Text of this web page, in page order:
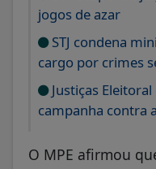
jogos de azar
STJ condena
cargo por crimes
Justiças
campanha contra
O MPE afirmou